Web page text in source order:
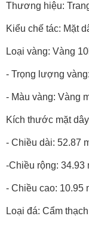
Thương hiệu:
Kiểu chế tác: Mặt
Loại vàng: Vàng
- Trọng lượng
- Màu vàng: Vàng
Kích thước mặt
- Chiều dài: 52.87
-Chiều rộng: 34.93
- Chiều cao: 10.95
Loại đá: Cẩm